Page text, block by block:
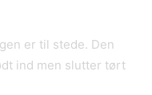
er til stede. Den
ind men slutter tørt